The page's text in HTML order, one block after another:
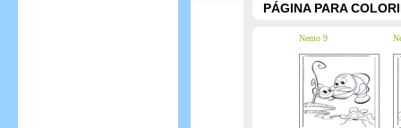
PÁGINA PARA
Nemo 9